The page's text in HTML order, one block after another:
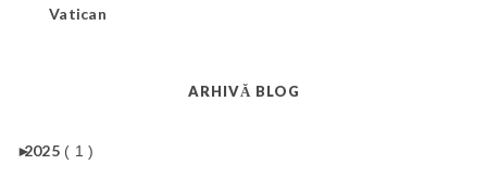
Vatican
ARHIVĂ BLOG
►
2025 ( 1 )